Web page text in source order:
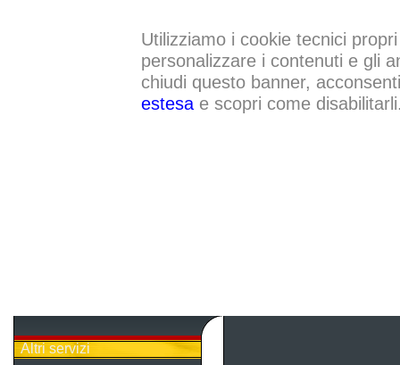
Utilizziamo i cookie tecnici
personalizzare i contenuti e gli
chiudi questo banner,
estesae scopri come
Altri servizi